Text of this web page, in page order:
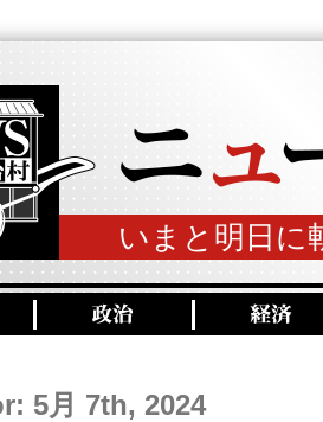
いまと明日に
5月 7th, 2024